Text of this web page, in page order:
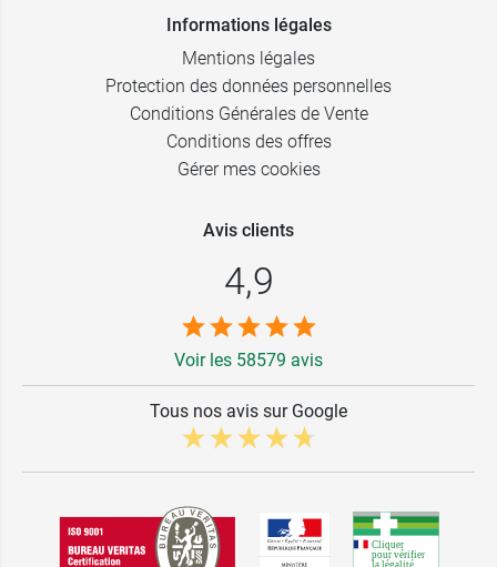
Informations légales
Mentions légales
Protection des données personnelles
Conditions Générales de Vente
Conditions des offres
Gérer mes cookies
Avis clients
4,9
Voir les 58579 avis
Tous nos avis sur Google